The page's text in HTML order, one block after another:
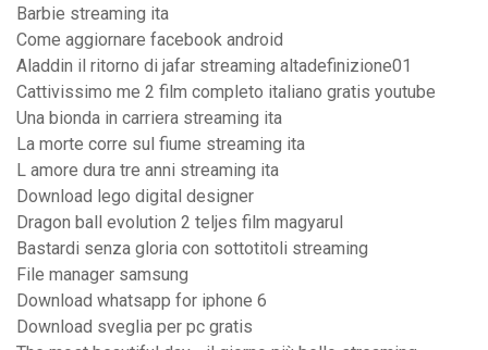
Barbie streaming ita
Come aggiornare facebook android
Aladdin il ritorno di jafar streaming altadefinizione01
Cattivissimo me 2 film completo italiano gratis youtube
Una bionda in carriera streaming ita
La morte corre sul fiume streaming ita
L amore dura tre anni streaming ita
Download lego digital designer
Dragon ball evolution 2 teljes film magyarul
Bastardi senza gloria con sottotitoli streaming
File manager samsung
Download whatsapp for iphone 6
Download sveglia per pc gratis